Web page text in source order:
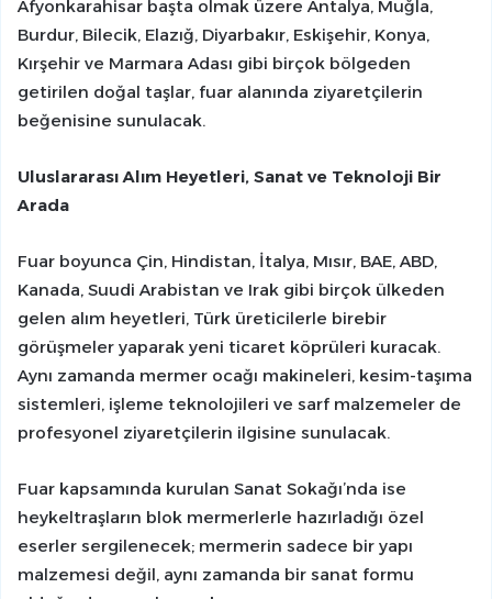
Afyonkarahisar başta olmak üzere Antalya, Muğla,
Burdur, Bilecik, Elazığ, Diyarbakır, Eskişehir, Konya,
Kırşehir ve Marmara Adası gibi birçok bölgeden
getirilen doğal taşlar, fuar alanında ziyaretçilerin
beğenisine sunulacak.
Uluslararası Alım Heyetleri, Sanat ve Teknoloji Bir
Arada
Fuar boyunca Çin, Hindistan, İtalya, Mısır, BAE, ABD,
Kanada, Suudi Arabistan ve Irak gibi birçok ülkeden
gelen alım heyetleri, Türk üreticilerle birebir
görüşmeler yaparak yeni ticaret köprüleri kuracak.
Aynı zamanda mermer ocağı makineleri, kesim-taşıma
sistemleri, işleme teknolojileri ve sarf malzemeler de
profesyonel ziyaretçilerin ilgisine sunulacak.
Fuar kapsamında kurulan Sanat Sokağı’nda ise
heykeltraşların blok mermerlerle hazırladığı özel
eserler sergilenecek; mermerin sadece bir yapı
malzemesi değil, aynı zamanda bir sanat formu